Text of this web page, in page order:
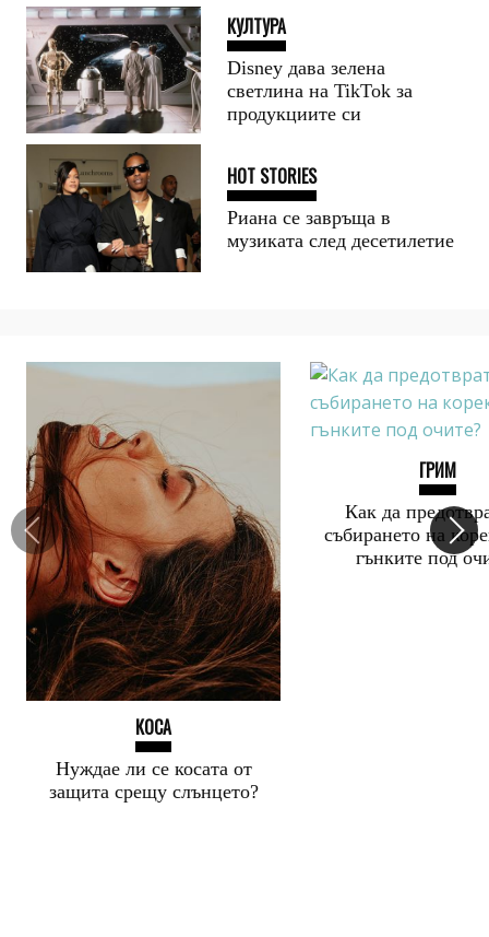
КУЛТУРА
Disney дава зелена
светлина на TikTok за
HOT STORIES
Риана се завръща в
КОСА
Нуждае ли се косата от
ГРИМ
Как да
събирането на